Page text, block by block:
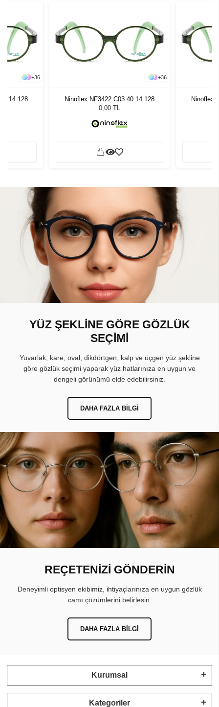
+36
14 128
+36
Ninoflex NF3422 C03 40 14 128
0,00 TL
Ninoflex
YÜZ ŞEKLİNE GÖRE GÖZLÜK
SEÇİMİ
Yuvarlak, kare, oval, dikdörtgen, kalp ve üçgen yüz şekline
göre gözlük seçimi yaparak yüz hatlarınıza en uygun ve
dengeli görünümü elde edebilirsiniz.
DAHA FAZLA BILGI
REÇETENİZİ GÖNDERİN
Deneyimli optisyen ekibimiz, ihtiyaçlarınıza en uygun gözlük
camı çözümlerini belirlesin.
DAHA FAZLA BILGI
Kurumsal
Kategoriler